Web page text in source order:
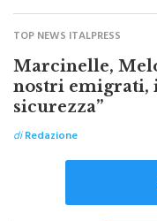
TOP NEWS ITALPRESS
Marcinelle,
nostri emigrati,
sicurezza”
diRedazione